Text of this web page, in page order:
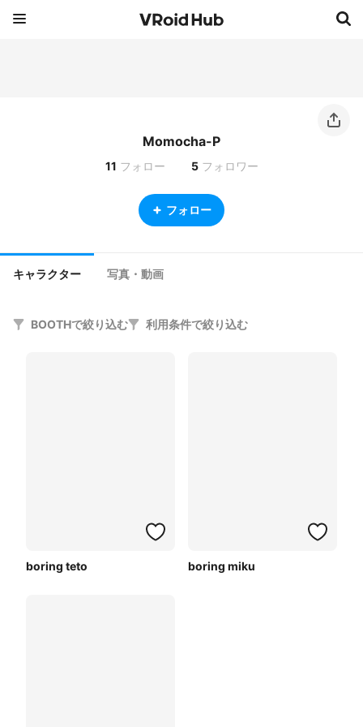
Momocha-P
11 フォロー 5 フォロワー
フォロー
キャラクター 写真・動画
BOOTHで絞り込む 利用条件で絞り込む
boring teto boring miku